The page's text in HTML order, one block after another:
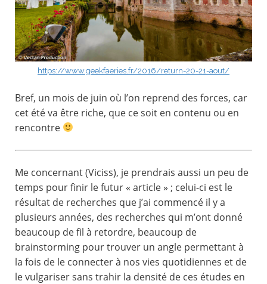
https://www.geekfaeries.fr/2016/return-20-21-aout/
Bref, un mois de juin où l’on reprend des forces, car
cet été va être riche, que ce soit en contenu ou en
rencontre
Me concernant (Viciss), je prendrais aussi un peu de
temps pour finir le futur « article » ; celui-ci est le
résultat de recherches que j’ai commencé il y a
plusieurs années, des recherches qui m’ont donné
beaucoup de fil à retordre, beaucoup de
brainstorming pour trouver un angle permettant à
la fois de le connecter à nos vies quotidiennes et de
le vulgariser sans trahir la densité de ces études en